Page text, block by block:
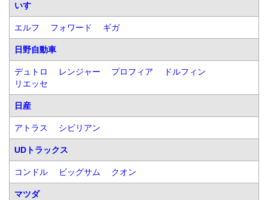
いすゞ
エルフ フォワード ギガ
日野自動車
デュトロ レンジャー プロフィア
ドルフィン
リエッセ
日産
アトラス シビリアン
UDトラックス
コンドル ビッグサム クオン
マツダ